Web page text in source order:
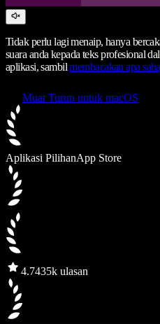
Tidak perlu lagi menaip, hanya
suara anda kepada teks profesional
aplikasi, sambilmembacakan apa
Muat Turun untuk macOS
Aplikasi PilihanApp Store
4.7435k ulasan